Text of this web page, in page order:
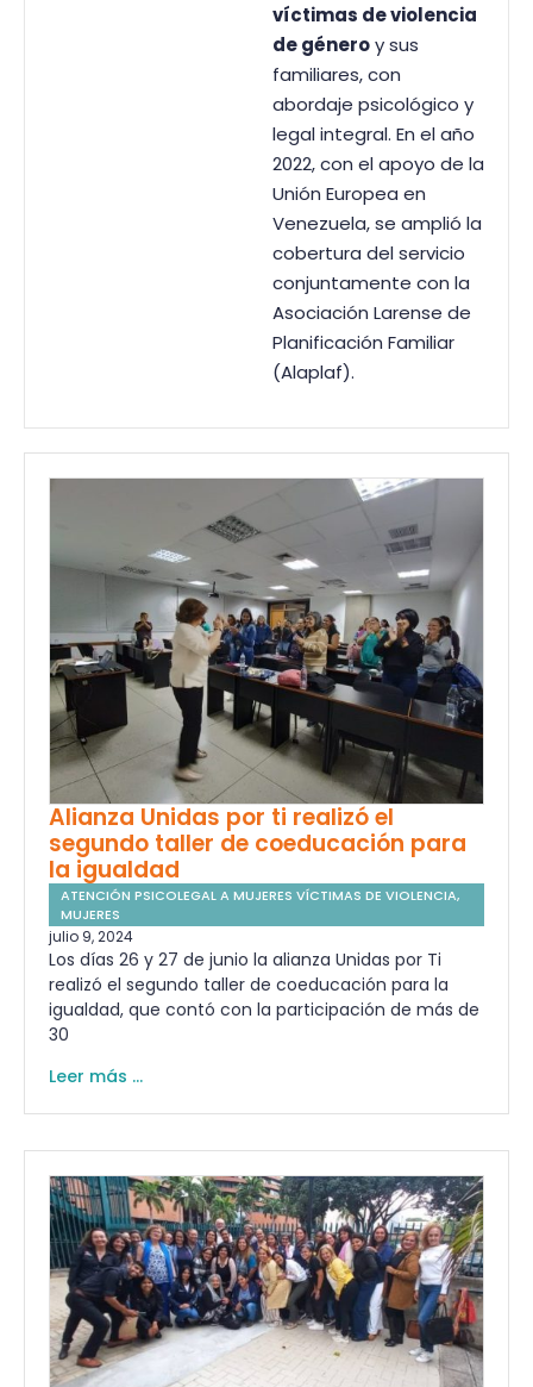
víctimas de violencia
de géneroy sus
familiares, con
abordaje psicológico y
legal integral. En el año
2022, con el apoyo de la
Unión Europea en
Venezuela, se amplió la
cobertura del servicio
conjuntamente con la
Asociación Larense de
Planificación Familiar
(Alaplaf).
Alianza Unidas por ti realizó el
segundo taller de coeducación para
la igualdad
ATENCIÓN PSICOLEGAL A MUJERES VÍCTIMAS DE VIOLENCIA,
MUJERES
julio 9, 2024
Los días 26 y 27 de junio la alianza Unidas por Ti
realizó el segundo taller de coeducación para la
igualdad, que contó con la participación de más de
30
Leer más ...